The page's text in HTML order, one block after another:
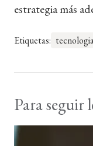
estrategia más
Etiquetas:
Para seguir